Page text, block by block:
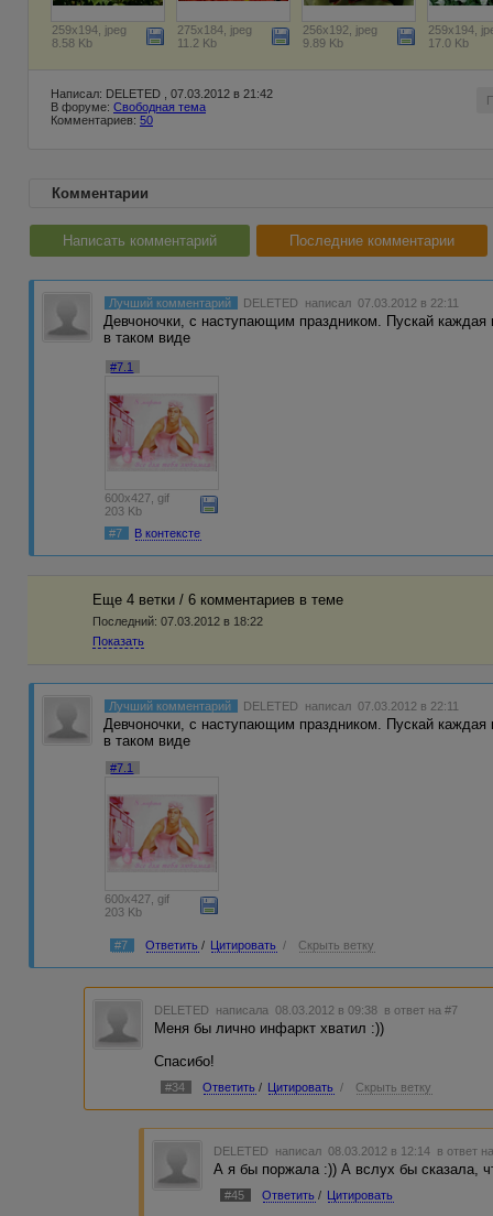
259x194, jpeg
8.58 Kb
275x184, jpeg
11.2 Kb
256x192, jpeg
9.89 Kb
259x194,
17.0 Kb
Написал: DELETED , 07.03.2012 в 21:42
В форуме: Свободная тема
Комментариев: 50
Комментарии
Написать комментарий Последние комментарии
Лучший комментарий DELETED написал 07.03.2012 в 22:11
Девчоночки, с наступающим праздником. Пускай каждая
в таком виде
#7.1
600x427, gif
203 Kb
#7
В контексте
Еще 4 ветки / 6 комментариев в темe
Последний: 07.03.2012 в 18:22
Показать
Лучший комментарий DELETED написал 07.03.2012 в 22:11
Девчоночки, с наступающим праздником. Пускай каждая
в таком виде
#7.1
600x427, gif
203 Kb
#7 Ответить / Цитировать / Скрыть ветку
DELETED написала 08.03.2012 в 09:38 в ответ на #7
Меня бы лично инфаркт хватил :))
Спасибо!
#34 Ответить / Цитировать / Скрыть ветку
DELETED написал 08.03.2012 в 12:14 в ответ
А я бы поржала :)) А вслух бы сказала,
#45 Ответить / Цитировать